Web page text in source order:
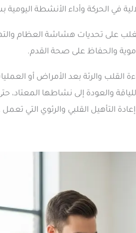
في الحركة وأداء الأنشطة اليومية
على تحديات هشاشة العظام
والحفاظ على صحة القدم.
والرئة بعد الأمراض أو
والعودة إلى نشاطها المعتاد،
التأهيل القلبي والرئوي التي